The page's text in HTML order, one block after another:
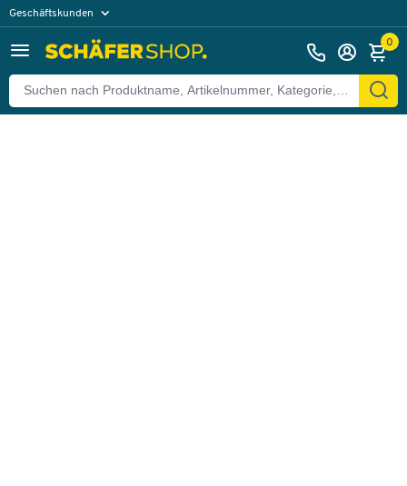
Geschäftskunden
0
Zurück